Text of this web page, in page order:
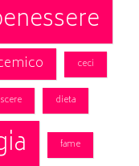
ceci
dieta
fame